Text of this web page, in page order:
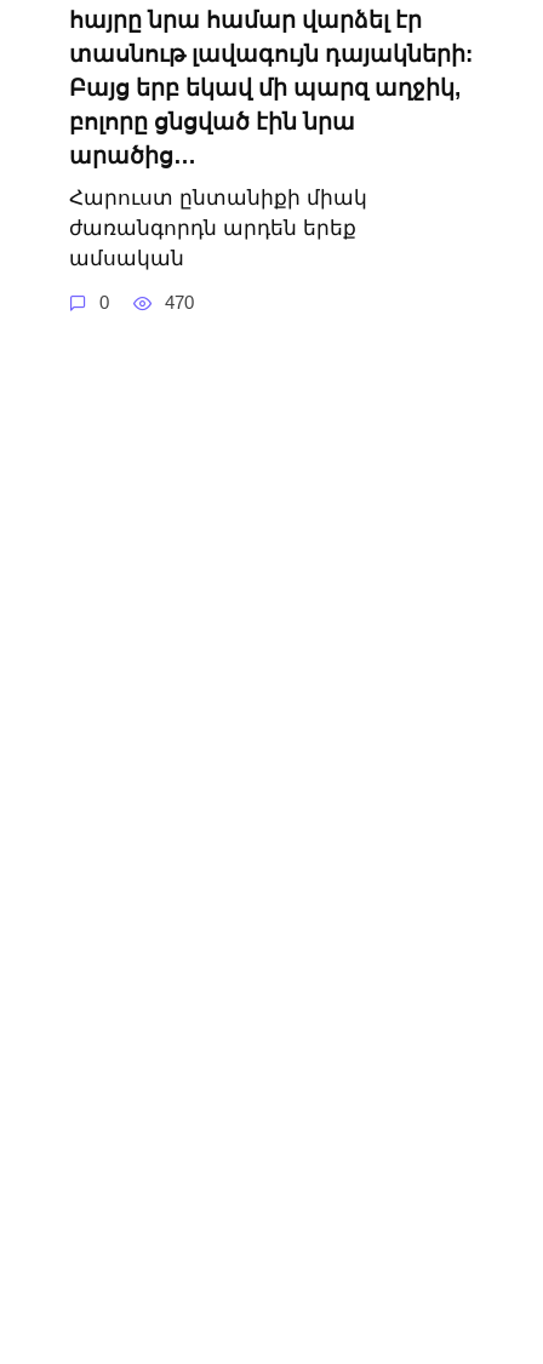
հայրը նրա համար վարձել էր
տասնութ լավագույն դայակների:
Բայց երբ եկավ մի պարզ աղջիկ,
բոլորը ցնցված էին նրա
արածից…
Հարուստ ընտանիքի միակ
ժառանգորդն արդեն երեք
ամսական
0 470